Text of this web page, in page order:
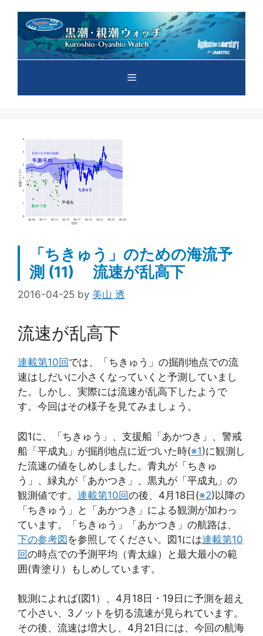
メ
「ちきゅう」のための海流予
測 (11) 流速が乱高下
2016-04-25 by 美山 透
流速が乱高下
連載第10回 では、「ちきゅう」の掘削地点での流
速はしだいに小さくなっていくと予測していまし
た。しかし、実際には流速が乱高下したようで
す。今回はその様子を見てみましょう。
図1に、「ちきゅう」、支援船「あかつき」、警戒
船「平成丸」が掘削地点に近づいた時(※1)に観測し
た流速の値をしめしました。青丸が「ちきゅ
う」、緑丸が「あかつき」、黒丸が「平成丸」の
観測値です。 連載第10回の後、4月18日(※2)以降の
「ちきゅう」と「あかつき」による観測が加わっ
ています。「ちきゅう」「あかつき」の航路は、
下の参考図を参照してください。図1には連載第10
回の時点での予測平均（青太線）と最大最小の範
囲(青塗り）もしめしています。
観測によれば(図1）、4月18日・19日に予測を超え
て小さい、3ノットを切る流速が見られています。
その後、流速は増大し、4月21日には、今回の航海